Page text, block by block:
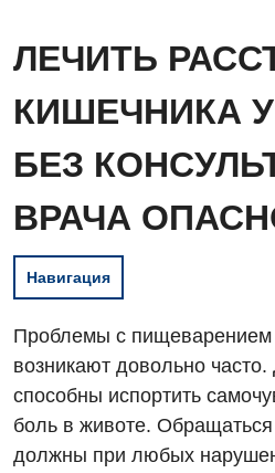
ЛЕЧИТЬ
КИШЕЧНИКА
БЕЗ
ВРАЧА
Навигация
Проблемы с пищеварением
возникают довольно
способны испортить
боль в животе. Обращаться
должны при любых